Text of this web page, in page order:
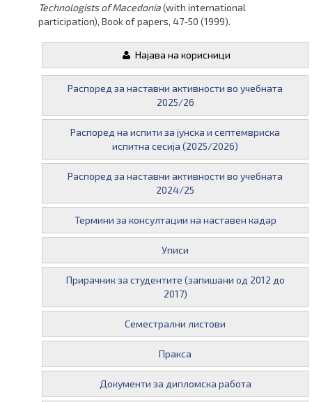
Technologists of Macedonia(with international
participation), Book of papers, 47-50 (1999).
Најава на корисници
Распоред за наставни активности во учебната
2025/26
Распоред на испити за јунска и септемвриска
испитна сесија (2025/2026)
Распоред за наставни активности во учебната
2024/25
Термини за консултации на наставен кадар
Уписи
Прирачник за студентите (запишани од 2012 до
2017)
Семестрални листови
Пракса
Документи за дипломска работа